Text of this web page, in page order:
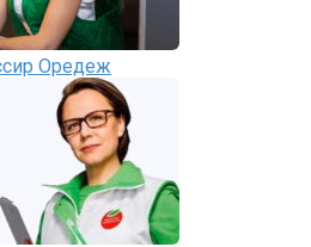
Оредеж